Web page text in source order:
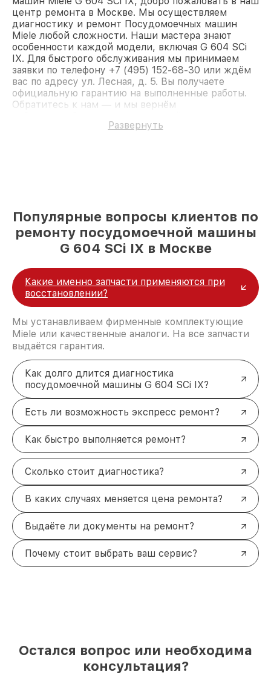
центр ремонта в Москве. Мы осуществляем
диагностику и ремонт Посудомоечных машин
Miele любой сложности. Наши мастера знают
особенности каждой модели, включая G 604 SCi
IX. Для быстрого обслуживания мы принимаем
заявки по телефону +7 (495) 152-68-30 или ждём
вас по адресу ул. Лесная, д. 5. Вы получаете
официальную гарантию на выполненные работы.
Обратитесь к нам — и мы вернём
Развернуть
Популярные вопросы клиентов по
ремонту посудомоечной машины
G 604 SCi IX в Москве
Какие именно запчасти применяются при
восстановлении?
Мы устанавливаем фирменные комплектующие
Miele или качественные аналоги. На все запчасти
выдаётся гарантия.
Как долго длится диагностика
посудомоечной машины G 604 SCi IX?
Есть ли возможность экспресс ремонт?
Как быстро выполняется ремонт?
Сколько стоит диагностика?
В каких случаях меняется цена ремонта?
Выдаёте ли документы на ремонт?
Почему стоит выбрать ваш сервис?
Остался вопрос или необходима
консультация?